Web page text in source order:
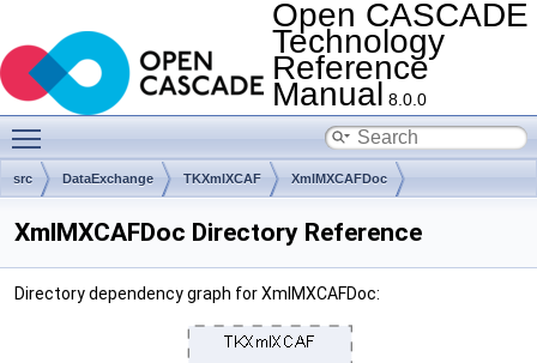
Open CASCADE
Technology
Reference
Manual 8.0.0
src DataExchange TKXmlXCAF XmlMXCAFDoc
XmlMXCAFDoc Directory Reference
Directory dependency graph for XmlMXCAFDoc: